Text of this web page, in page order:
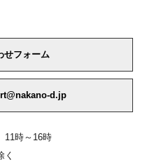
せフォーム
d.jp
11時～16時
く